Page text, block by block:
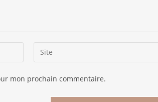
mon prochain commentaire.